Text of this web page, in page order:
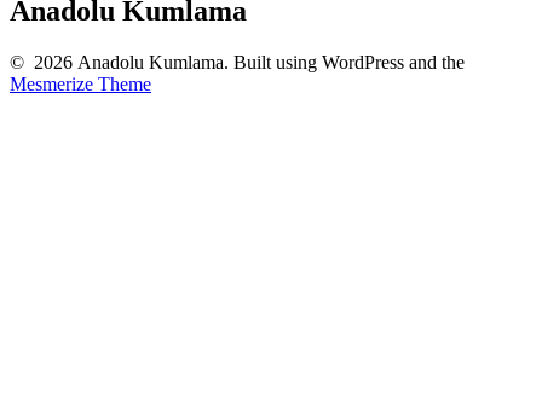
Anadolu Kumlama
© 2026 Anadolu Kumlama. Built using WordPress and the
Mesmerize Theme